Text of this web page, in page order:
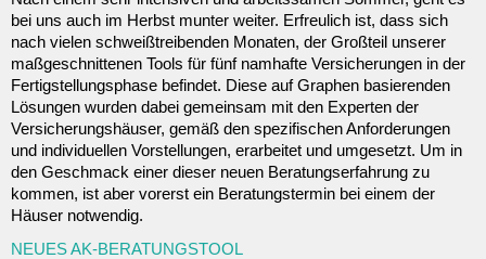
bei uns auch im Herbst munter weiter. Erfreulich ist, dass sich
nach vielen schweißtreibenden Monaten, der Großteil unserer
maßgeschnittenen Tools für fünf namhafte Versicherungen in der
Fertigstellungsphase befindet. Diese auf Graphen basierenden
Lösungen wurden dabei gemeinsam mit den Experten der
Versicherungshäuser, gemäß den spezifischen Anforderungen
und individuellen Vorstellungen, erarbeitet und umgesetzt. Um in
den Geschmack einer dieser neuen Beratungserfahrung zu
kommen, ist aber vorerst ein Beratungstermin bei einem der
Häuser notwendig.
NEUES AK-BERATUNGSTOOL